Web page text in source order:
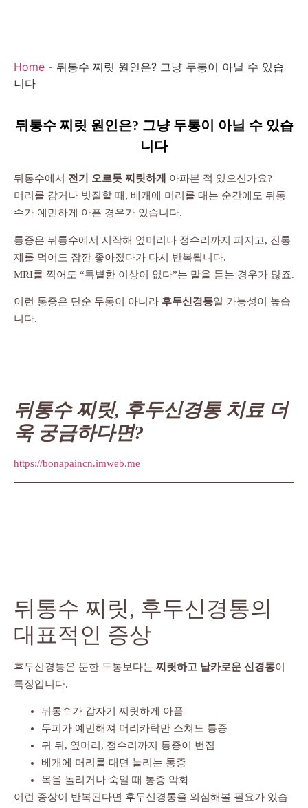
Home - 뒤통수 찌릿 원인은? 그냥 두통이 아닐 수 있습
니다
뒤통수 찌릿 원인은? 그냥 두통이 아닐 수 있습
니다
뒤통수에서 전기 오르듯 찌릿하게
아파본 적 있으신가요?
머리를 감거나 빗질할 때, 베개에 머리를 대는 순간에도 뒤통
수가 예민하게 아픈 경우가 있습니다.
통증은 뒤통수에서 시작해 옆머리나 정수리까지 퍼지고, 진통
제를 먹어도 잠깐 좋아졌다가 다시 반복됩니다.
MRI를 찍어도 “특별한 이상이 없다”는 말을 듣는 경우가 많죠.
이런 통증은 단순 두통이 아니라 후두신경통일 가능성이 높습
니다.
뒤통수 찌릿, 후두신경통 치료 더
욱 궁금하다면?
https://bonapaincn.imweb.me
뒤통수 찌릿, 후두신경통의
대표적인 증상
후두신경통은 둔한 두통보다는 찌릿하고 날카로운 신경통이
특징입니다.
뒤통수가 갑자기 찌릿하게 아픔
두피가 예민해져 머리카락만 스쳐도 통증
귀 뒤, 옆머리, 정수리까지 통증이 번짐
베개에 머리를 대면 눌리는 통증
목을 돌리거나 숙일 때 통증 악화
이런 증상이 반복된다면 후두신경통을 의심해볼 필요가 있습